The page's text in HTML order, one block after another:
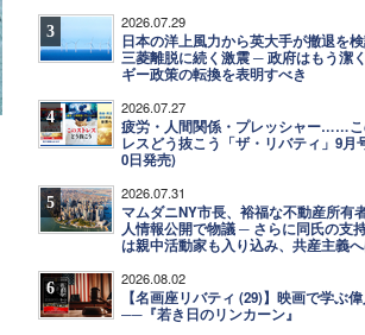
3 2026.07.29
日本の洋上風力から英大手が撤退を検
三菱離脱に続く激震 ─ 政府はもう潔
ギー政策の転換を表明すべき
4 2026.07.27
疲労・人間関係・プレッシャー……こ
レスどう抜こう「ザ・リバティ」9月
0日発売)
5 2026.07.31
マムダニNY市長、裕福な不動産所有
人情報公開で物議 ─ さらに同氏の支
は親中活動家も入り込み、共産主義
6 2026.08.02
【名画座リバティ (29)】映画で学ぶ
──『若き日のリンカーン』